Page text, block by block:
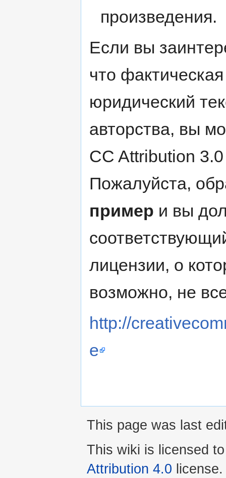
произведения.
Если вы
что
юридический
авторства, вы
CC Attribution
Пожалуйста,
пример и вы
лицензии, о
возможно, не
http://
e
This page was last
This wiki is licensed
Attribution 4.0 license.